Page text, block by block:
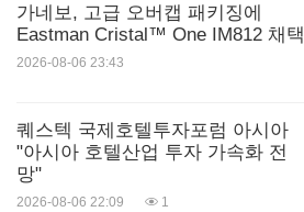
가네보, 고급 오버캡 패키징에
Eastman Cristal™ One IM812 채택
2026-08-06 23:43
퀘스텍 국제호텔투자포럼 아시아
"아시아 호텔산업 투자 가속화 전
망"
2026-08-06 22:09 1